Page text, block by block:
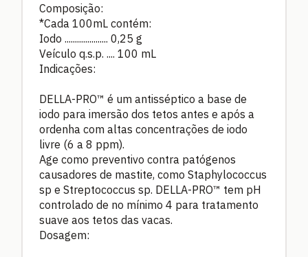
Composição:
*Cada 100mL contém:
Iodo ..................... 0,25 g
Veículo q.s.p. .... 100 mL
Indicações:
DELLA-PRO™ é um antisséptico a base de
iodo para imersão dos tetos antes e após a
ordenha com altas concentrações de iodo
livre (6 a 8 ppm).
Age como preventivo contra patógenos
causadores de mastite, como Staphylococcus
sp e Streptococcus sp. DELLA-PRO™ tem pH
controlado de no mínimo 4 para tratamento
suave aos tetos das vacas.
Dosagem: